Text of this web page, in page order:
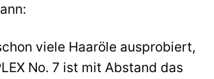
viele Haaröle ausprobiert,
No. 7 ist mit Abstand das